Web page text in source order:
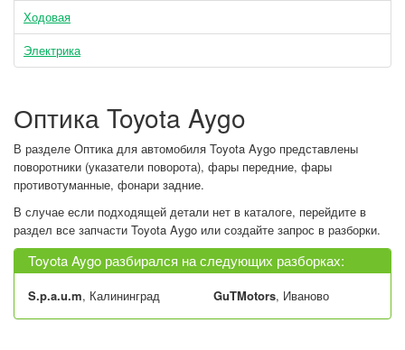
Ходовая
Электрика
Оптика Toyota Aygo
В разделе Оптика для автомобиля Toyota Aygo представлены
поворотники (указатели поворота), фары передние, фары
противотуманные, фонари задние.
В случае если подходящей детали нет в каталоге, перейдите в
раздел все запчасти Toyota Aygo или создайте запрос в разборки.
Toyota Aygo разбирался на следующих разборках:
S.p.a.u.m, Калининград GuTMotors, Иваново